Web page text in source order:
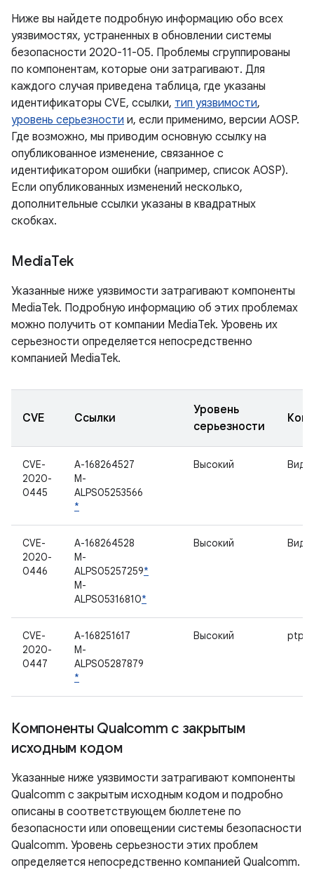
Ниже вы найдете подробную информацию обо всех
уязвимостях, устраненных в обновлении системы
безопасности 2020-11-05. Проблемы сгруппированы
по компонентам, которые они затрагивают. Для
каждого случая приведена таблица, где указаны
идентификаторы CVE, ссылки, тип уязвимости,
уровень серьезности и, если применимо, версии AOSP.
Где возможно, мы приводим основную ссылку на
опубликованное изменение, связанное с
идентификатором ошибки (например, список AOSP).
Если опубликованных изменений несколько,
дополнительные ссылки указаны в квадратных
скобках.
MediaTek
Указанные ниже уязвимости затрагивают компоненты
MediaTek. Подробную информацию об этих проблемах
можно получить от компании MediaTek. Уровень их
серьезности определяется непосредственно
компанией MediaTek.
CVE Ссылки
Уровень
серьезности
CVE-
2020-
0445
A-168264527
M-
ALPS05253566
*
Высокий
CVE-
2020-
0446
A-168264528
M-
ALPS05257259*
M-
ALPS05316810*
Высокий
CVE-
2020-
0447
A-168251617
M-
ALPS05287879
*
Высокий ptp3
Компоненты Qualcomm с закрытым
исходным кодом
Указанные ниже уязвимости затрагивают компоненты
Qualcomm с закрытым исходным кодом и подробно
описаны в соответствующем бюллетене по
безопасности или оповещении системы безопасности
Qualcomm. Уровень серьезности этих проблем
определяется непосредственно компанией Qualcomm.